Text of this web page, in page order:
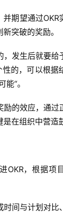
并期望通过OKR
突破的奖励。
，发生后就要给
性的，可以根据
“。
的效应，通过
在组织中营造
OKR，根据项
时间与计划对比